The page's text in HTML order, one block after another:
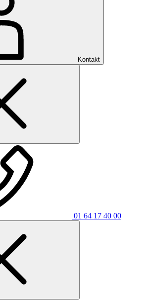
Kontakt
01 64 17 40 00